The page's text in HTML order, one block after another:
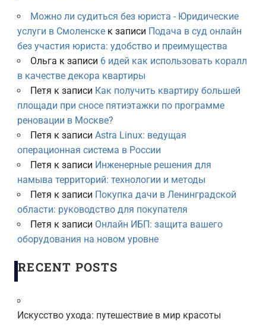
Можно ли судиться без юриста - Юридические
услуги в Смоленскек записи Подача в суд онлайн
без участия юриста: удобство и преимущества
Ольга к записи 6 идей как использовать коралл
в качестве декора квартиры
Петя к записи Как получить квартиру большей
площади при сносе пятиэтажки по программе
реновации в Москве?
Петя к записи Astra Linux: ведущая
операционная система в России
Петя к записи Инженерные решения для
намыва территорий: технологии и методы
Петя к записи Покупка дачи в Ленинградской
области: руководство для покупателя
Петя к записи Онлайн ИБП: защита вашего
оборудования на новом уровне
RECENT POSTS
Искусство ухода: путешествие в мир красоты